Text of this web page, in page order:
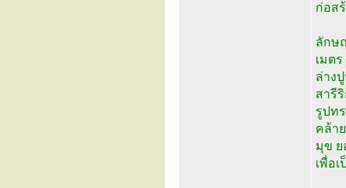
ก่อส
ลักษ
เมต
ล่าง
สารี
รูปท
คล้า
มุข ย
เพื่อ